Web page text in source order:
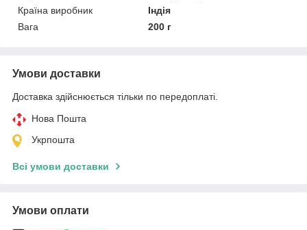
Країна виробник
Індія
Вага
200 г
Умови доставки
Доставка здійснюється тільки по передоплаті.
Нова Пошта
Укрпошта
Всі умови доставки
Умови оплати